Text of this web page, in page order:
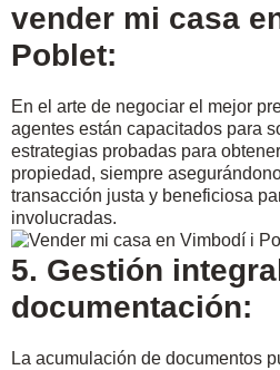
vender mi casa
Poblet:
En el arte de negociar el mejor
agentes están capacitados para
estrategias probadas para
propiedad, siempre
transacción justa y beneficiosa
involucradas.
5. Gestión
documentación:
La acumulación de documentos